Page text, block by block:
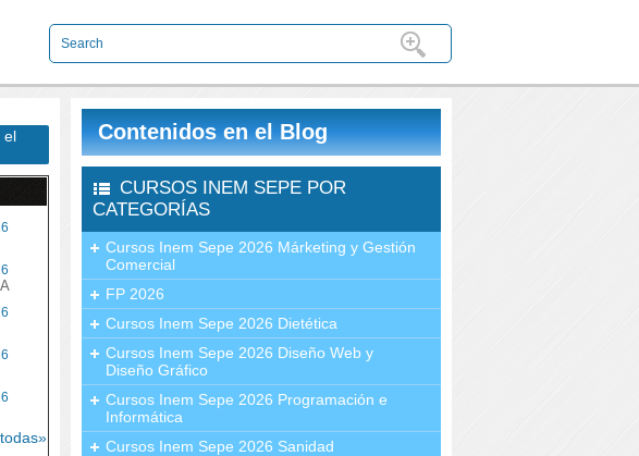
el
Contenidos en el Blog
CURSOS INEM SEPE POR
CATEGORÍAS
Cursos Inem Sepe 2026 Márketing y Gestión
Comercial
FP 2026
Cursos Inem Sepe 2026 Dietética
Cursos Inem Sepe 2026 Diseño Web y
Diseño Gráfico
Cursos Inem Sepe 2026 Programación e
Informática
Cursos Inem Sepe 2026 Sanidad